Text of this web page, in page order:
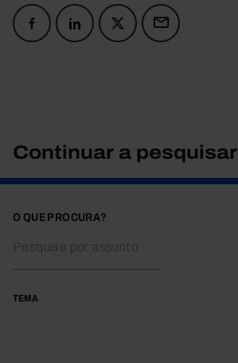
Continuar a pesquisar
O QUE PROCURA?
TEMA